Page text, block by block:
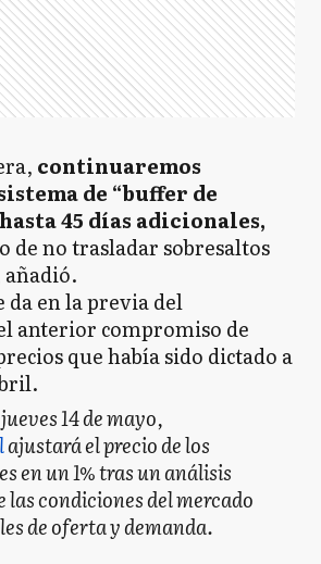
continuaremos
de “buffer de
45 días adicionales,
de no trasladar sobresaltos
da en la previa del
anterior compromiso de
que había sido dictado a
14 de mayo,
ajustará el precio de los
en un 1% tras un análisis
las condiciones del mercado
de oferta y demanda.